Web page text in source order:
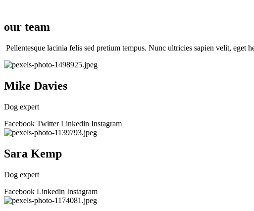
our team
Pellentesque lacinia felis sed pretium tempus. Nunc ultricies sapien velit, eget
Mike Davies
Dog expert
Facebook Twitter Linkedin Instagram
Sara Kemp
Dog expert
Facebook Linkedin Instagram